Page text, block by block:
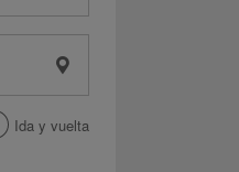
Ida y vuelta